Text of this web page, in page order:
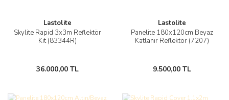
Lastolite
Skylite Rapid 3x3m Reflektör
Kit (83344R)
36.000,00 TL
Lastolite
Panelite 180x120cm Beyaz
Katlanır Reflektör (7207)
9.500,00 TL